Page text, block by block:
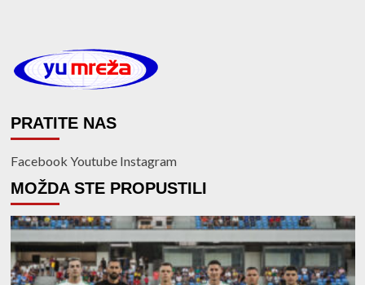
PRATITE NAS
Facebook Youtube Instagram
MOŽDA STE PROPUSTILI